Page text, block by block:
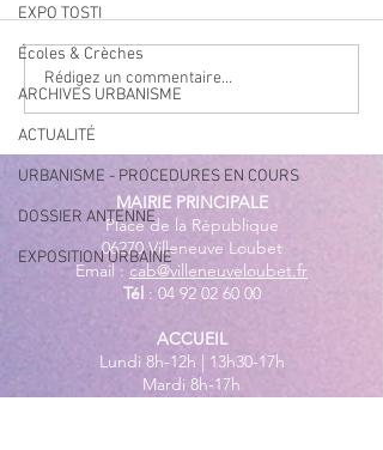
EXPO TOSTI
Écoles & Crèches
ARCHIVES URBANISME
ACTUALITÉ
URBANISME - PROCEDURES EN COURS
DOSSIER ANTENNE
EXPOSITION URBAINE
Qualité des eaux de
baignade : des résultats
conformes sur l’ensemble
des plages
Rédigez un commentaire...
MAIRIE PRINCIPALE
Place de la République
06270 Villeneuve Loubet
Email : cab@villeneuveloubet.fr
Tél : 04 92 02 60 00
ACCUEIL
Lundi 8h-12h | 13h30-17h
Mardi 8h-17h